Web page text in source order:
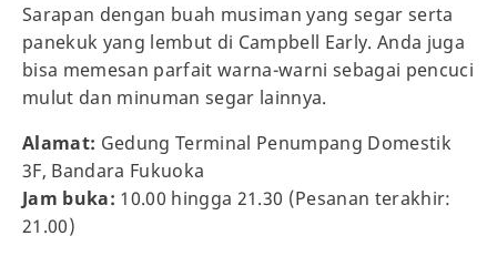
Sarapan dengan buah musiman yang segar serta
panekuk yang lembut di Campbell Early. Anda juga
bisa memesan parfait warna-warni sebagai pencuci
mulut dan minuman segar lainnya.
Alamat: Gedung Terminal Penumpang Domestik
3F, Bandara Fukuoka
Jam buka: 10.00 hingga 21.30 (Pesanan terakhir:
21.00)